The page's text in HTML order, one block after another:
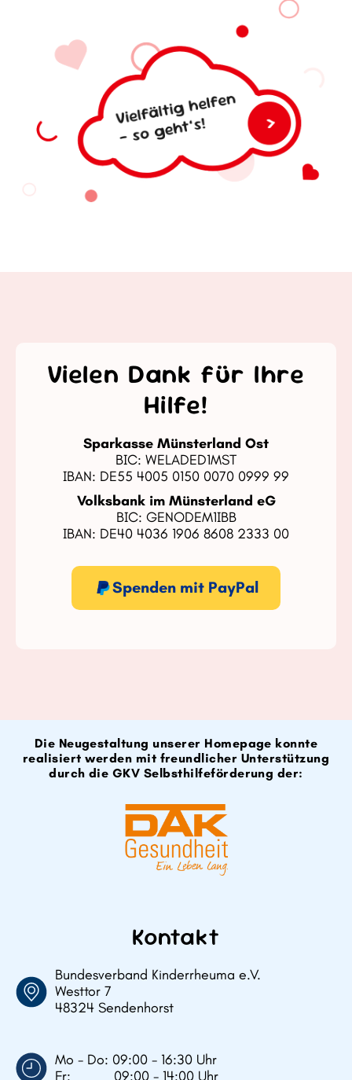
Vielen Dank für Ihre
Hilfe!
Sparkasse Münsterland Ost
BIC: WELADED1MST
IBAN: DE55 4005 0150 0070 0999 99
Volksbank im Münsterland eG
BIC: GENODEM1IBB
IBAN: DE40 4036 1906 8608 2333 00
Spenden mit PayPal
Kontakt
Bundesverband Kinderrheuma e.V.
Westtor 7
48324 Sendenhorst
Mo - Do: 09:00 - 16:30 Uhr
Fr: 09:00 - 14:00 Uhr
Die Neugestaltung unserer Homepage konnte
realisiert werden mit freundlicher Unterstützung
durch die GKV Selbsthilfeförderung der: